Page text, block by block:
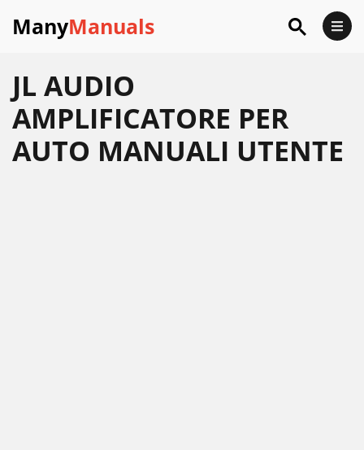
ManyManuals
JL AUDIO
AMPLIFICATORE PER
AUTO MANUALI UTENTE